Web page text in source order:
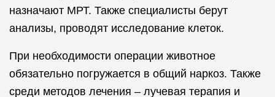
назначают МРТ. Также специалисты берут
анализы, проводят исследование клеток.
При необходимости операции животное
обязательно погружается в общий наркоз. Также
среди методов лечения – лучевая терапия и